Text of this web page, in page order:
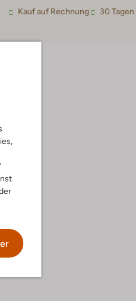
Kauf auf Rechnung 30 Tagen